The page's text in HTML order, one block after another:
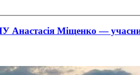
Анастасія Міщенко —